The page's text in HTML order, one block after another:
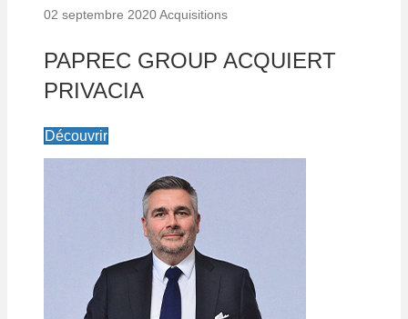
02 septembre 2020Acquisitions
PAPREC GROUP ACQUIERT
PRIVACIA
Découvrir